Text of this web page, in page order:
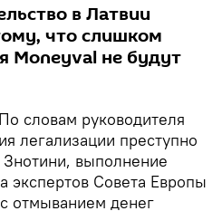
в Латвии
что слишком
Moneyval не будут
По словам руководителя
легализации преступно
выполнение
экспертов Совета Европы
отмыванием денег